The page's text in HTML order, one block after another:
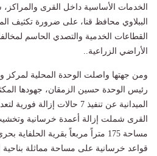
الخدمات الأساسية داخل القرى
الببلاوي محافظ قنا، على ضرورة تكثيف
القطاعات الخدمية والتصدي الحاسم
الأراضي الزراعية..
ومن جهتها واصلت الوحدة المحلية لمركز
رئيس الوحدة حسين الزمقان، جهودها
الميدانية عن تنفيذ 7 حالات
القرى شملت إزالة أعمدة خرسانية
مساحة 175 متراً مربعاً بقرية
قواعد خرسانية على مساحة مماثلة بناحية